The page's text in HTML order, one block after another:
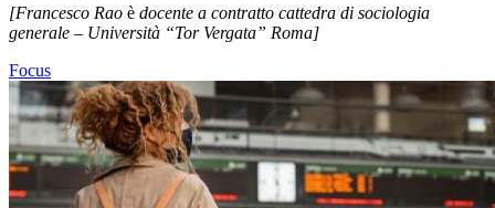
[Francesco Rao è docente a contratto cattedra di sociologia
generale – Università “Tor Vergata” Roma]
Focus